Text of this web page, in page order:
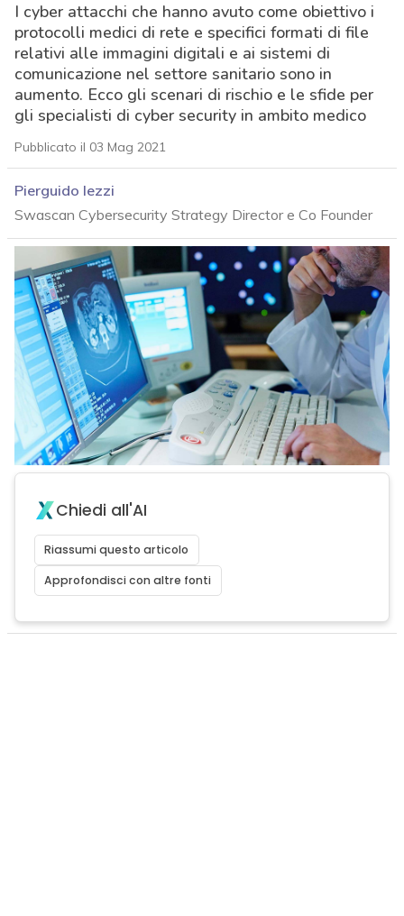
I cyber attacchi che hanno avuto come obiettivo i
protocolli medici di rete e specifici formati di file
relativi alle immagini digitali e ai sistemi di
comunicazione nel settore sanitario sono in
aumento. Ecco gli scenari di rischio e le sfide per
gli specialisti di cyber security in ambito medico
Pubblicato il 03 Mag 2021
Pierguido Iezzi
Swascan Cybersecurity Strategy Director e Co Founder
Chiedi all'AI
Riassumi questo articolo
Approfondisci con altre fonti